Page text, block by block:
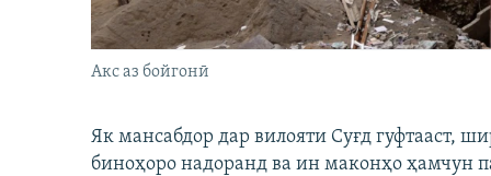
Акс аз бойгонӣ
Як мансабдор дар вилояти Суғд гуфтааст,
биноҳоро надоранд ва ин маконҳо ҳамчун